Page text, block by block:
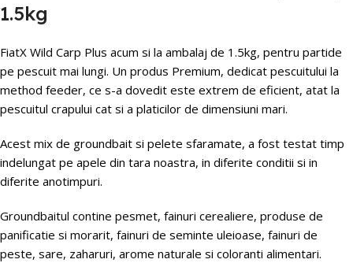
1.5kg
FiatX Wild Carp Plus acum si la ambalaj de 1.5kg, pentru partide
pe pescuit mai lungi. Un produs Premium, dedicat pescuitului la
method feeder, ce s-a dovedit este extrem de eficient, atat la
pescuitul crapului cat si a platicilor de dimensiuni mari.
Acest mix de groundbait si pelete sfaramate, a fost testat timp
indelungat pe apele din tara noastra, in diferite conditii si in
diferite anotimpuri.
Groundbaitul contine pesmet, fainuri cerealiere, produse de
panificatie si morarit, fainuri de seminte uleioase, fainuri de
peste, sare, zaharuri, arome naturale si coloranti alimentari.